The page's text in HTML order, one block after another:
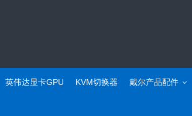
英伟达显卡GPU KVM切换器 戴尔产品配件